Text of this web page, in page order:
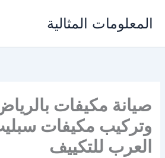
المعلومات المثالية
صيانة مكيفات
وتركيب مكيفات
العرب للتكييف